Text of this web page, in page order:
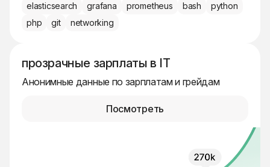
elasticsearch
grafana prometheus bash
python
php
git networking
прозрачные зарплаты в IT
Анонимные данные по зарплатам и грейдам
Посмотреть